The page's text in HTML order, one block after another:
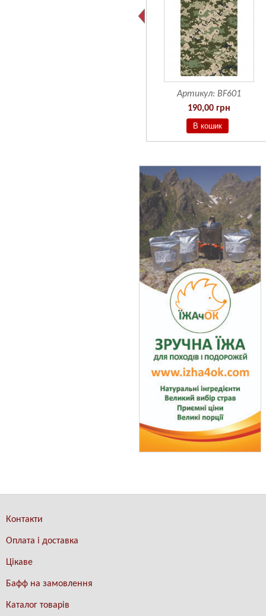
Артикул: BF601
190,00 грн
Контакти
Оплата і доставка
Цікаве
Бафф на замовлення
Каталог товарів